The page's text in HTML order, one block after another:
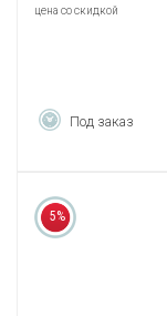
цена со скидкой
Под заказ
5%